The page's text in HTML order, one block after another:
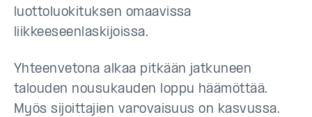
luottoluokituksen omaavissa
liikkeeseenlaskijoissa.
Yhteenvetona alkaa pitkään jatkuneen
talouden nousukauden loppu häämöttää.
Myös sijoittajien varovaisuus on kasvussa.